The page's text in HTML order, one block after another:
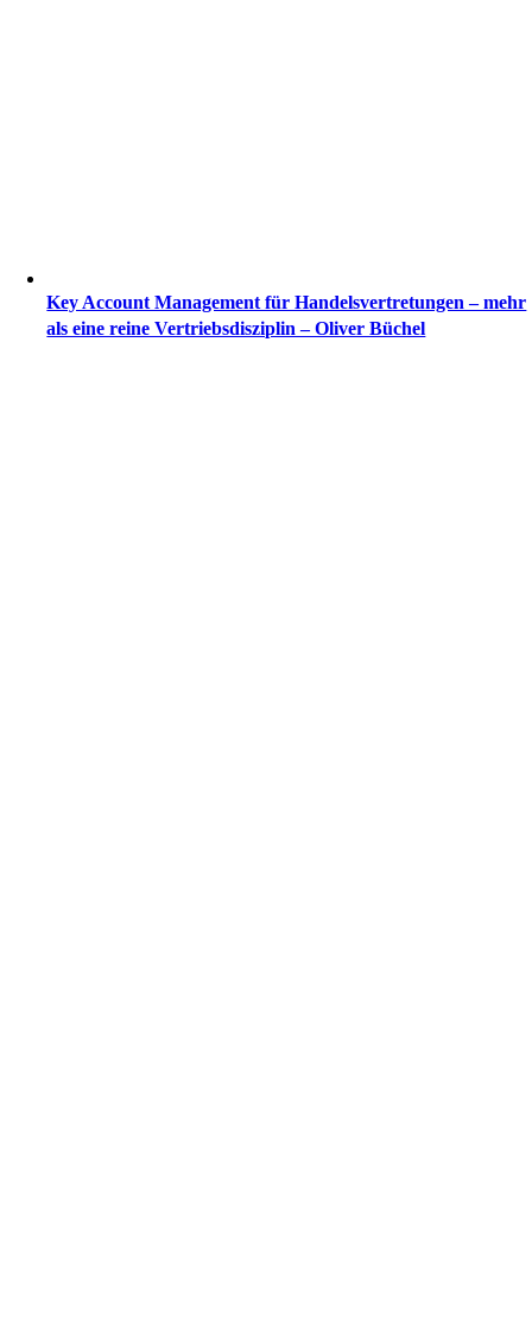
Key Account Management für Handelsvertretungen – mehr
als eine reine Vertriebsdisziplin – Oliver Büchel